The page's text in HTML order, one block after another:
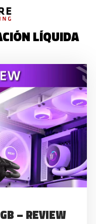
LÍQUIDA
– REVIEW